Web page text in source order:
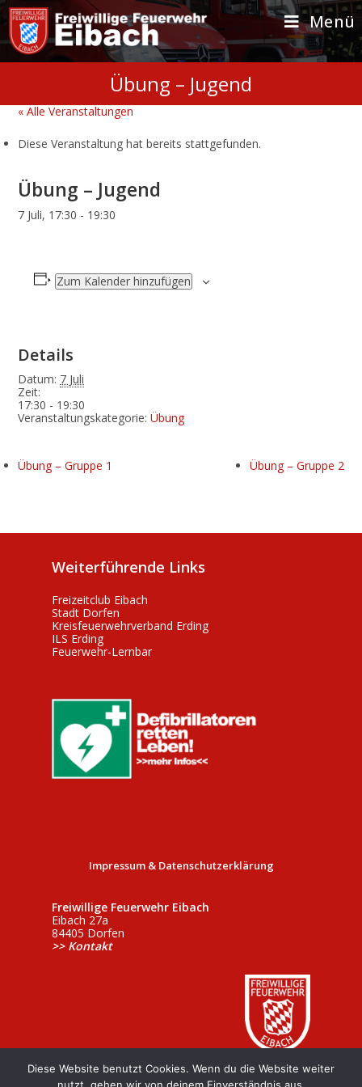
Zum
Inhalt
springen
Menü
Übung – Jugend
« Alle Veranstaltungen
Diese Veranstaltung hat bereits stattgefunden.
Übung – Jugend
7 Juli, 17:30 - 19:30
Zum Kalender hinzufügen
Details
Datum: 7 Juli
Zeit:
17:30 - 19:30
Veranstaltungskategorie: Übung
Übung – Gruppe 1 Übung – Gruppe 2
Weiterführende Links
Freizeitclub Eibach
Stadt Dorfen
Kreisfeuerwehrverband Erding
ILS Erding
Feuerwehr-Lernbar
Impressum & Datenschutzerklärung
Freiwillige Feuerwehr Eibach
Eibach 27a
84405 Dorfen
>> Kontakt
Diese Website benutzt Cookies. Wenn du die Website weiter